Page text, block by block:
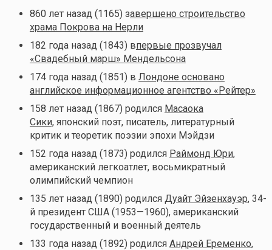
860 лет назад (1165) завершено строительство
храма Покрова на Нерли
182 года назад (1843) впервые прозвучал
«Свадебный марш» Мендельсона
174 года назад (1851) в Лондоне основано
английское информационное агентство «Рейтер»
158 лет назад (1867) родился Масаока
Сики,японский поэт, писатель, литературный
критик и теоретик поэзии эпохи Мэйдзи
152 года назад (1873) родился Раймонд Юри,
американский легкоатлет, восьмикратный
олимпийский чемпион
135 лет назад (1890) родился Дуайт Эйзенхауэр, 34-
й президент США (1953—1960), американский
государственный и военный деятель
133 года назад (1892) родился Андрей Еременко,